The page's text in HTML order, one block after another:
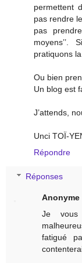
permettent
pas rendre
pas
pratiquons
Ou bien
Un blog est
J’attends,
Unci TOÏ-
Répondre
Réponses
Anonyme
Je
fatigué